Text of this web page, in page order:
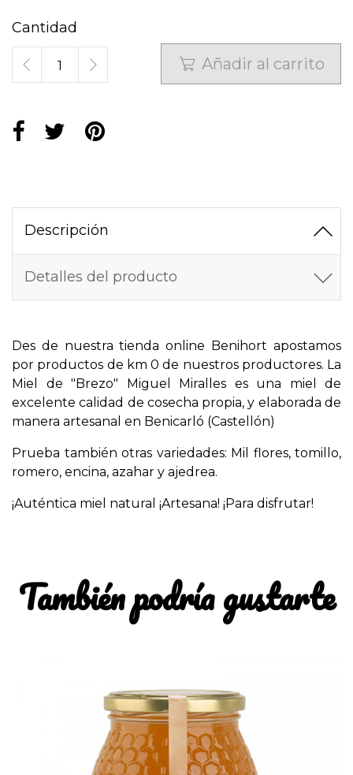
Cantidad
 Añadir al carrito
Descripción
Detalles del producto
Des de nuestra tienda online Benihort apostamos
por productos de km 0 de nuestros productores. La
Miel de "Brezo" Miguel Miralles es una miel de
excelente calidad de cosecha propia, y elaborada de
manera artesanal en Benicarló (Castellón)
Prueba también otras variedades: Mil flores, tomillo,
romero, encina, azahar y ajedrea.
¡Auténtica miel natural ¡Artesana! ¡Para disfrutar!
También podría gustarte